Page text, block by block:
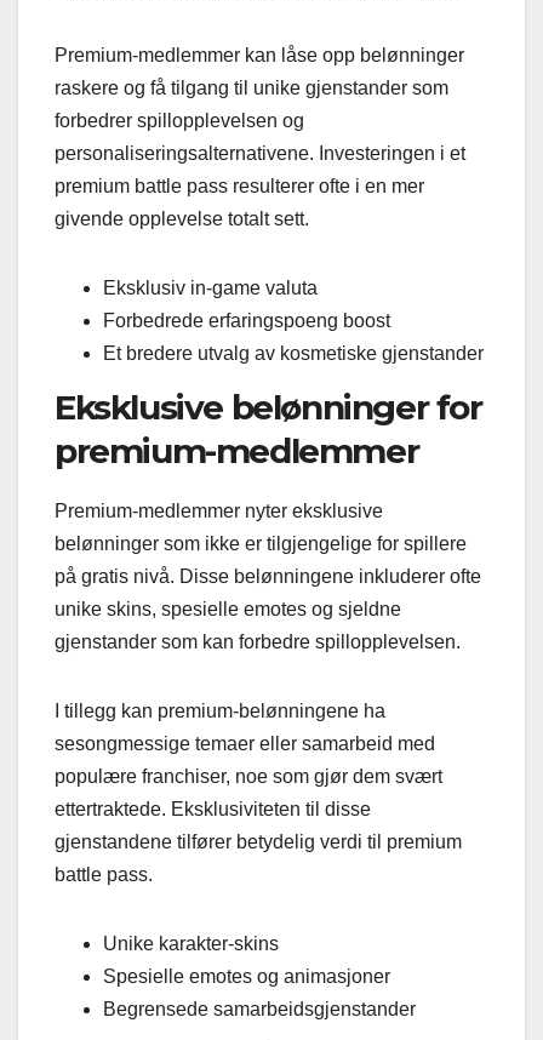
Premium-medlemmer kan låse opp belønninger
raskere og få tilgang til unike gjenstander som
forbedrer spillopplevelsen og
personaliseringsalternativene. Investeringen i et
premium battle pass resulterer ofte i en mer
givende opplevelse totalt sett.
Eksklusiv in-game valuta
Forbedrede erfaringspoeng boost
Et bredere utvalg av kosmetiske gjenstander
Eksklusive belønninger for
premium-medlemmer
Premium-medlemmer nyter eksklusive
belønninger som ikke er tilgjengelige for spillere
på gratis nivå. Disse belønningene inkluderer ofte
unike skins, spesielle emotes og sjeldne
gjenstander som kan forbedre spillopplevelsen.
I tillegg kan premium-belønningene ha
sesongmessige temaer eller samarbeid med
populære franchiser, noe som gjør dem svært
ettertraktede. Eksklusiviteten til disse
gjenstandene tilfører betydelig verdi til premium
battle pass.
Unike karakter-skins
Spesielle emotes og animasjoner
Begrensede samarbeidsgjenstander